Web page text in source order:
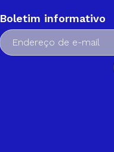
Boletim informativo